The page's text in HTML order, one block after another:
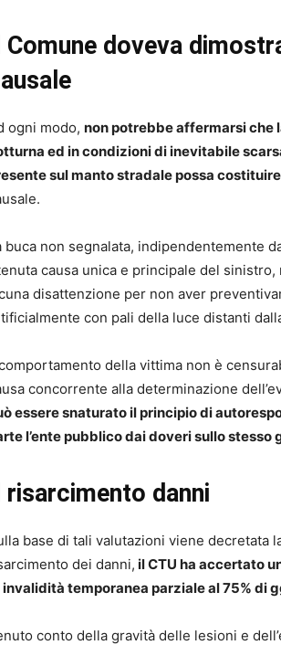
Comune doveva
ogni modo, non potrebbe affermarsi che
ed in condizioni di inevitabile
sul manto stradale possa
buca non segnalata, indipendentemente
causa unica e principale del
disattenzione per non aver
con pali della luce distanti
della vittima non è
concorrente alla determinazione
essere snaturato il principio di
l’ente pubblico dai doveri sullo stesso
risarcimento danni
base di tali valutazioni viene decretata
dei danni, il CTU ha accertato
temporanea parziale al 75% di
conto della gravità delle lesioni e